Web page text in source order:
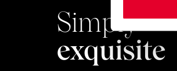
Simply
exquisite